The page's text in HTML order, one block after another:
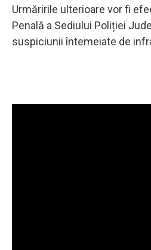
Urmăririle ulterioare vor fi
Penală a Sediului Poliției
suspiciunii întemeiate de